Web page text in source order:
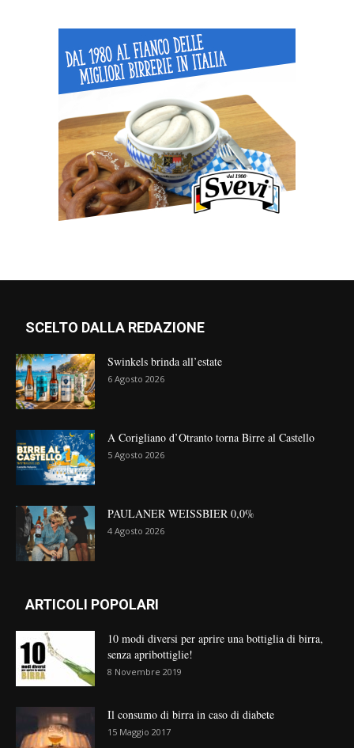
SCELTO DALLA REDAZIONE
Swinkels brinda all’estate
6 Agosto 2026
A Corigliano d’Otranto torna Birre al Castello
5 Agosto 2026
PAULANER WEISSBIER 0,0%
4 Agosto 2026
ARTICOLI POPOLARI
10 modi diversi per aprire una bottiglia di birra,
senza apribottiglie!
8 Novembre 2019
Il consumo di birra in caso di diabete
15 Maggio 2017